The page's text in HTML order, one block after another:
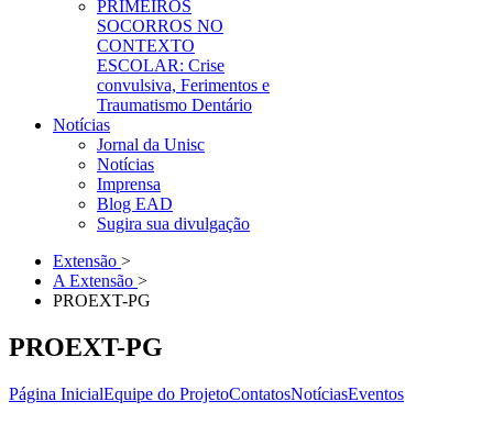
PRIMEIROS
SOCORROS NO
CONTEXTO
ESCOLAR: Crise
convulsiva, Ferimentos e
Traumatismo Dentário
Notícias
Jornal da Unisc
Notícias
Imprensa
Blog EAD
Sugira sua divulgação
Extensão >
A Extensão >
PROEXT-PG
PROEXT-PG
Página InicialEquipe do ProjetoContatosNotíciasEventos